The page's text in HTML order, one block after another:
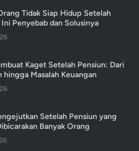
Tidak Siap Hidup Setelah
Ini Penyebab dan Solusinya
Kaget Setelah Pensiun: Dari
hingga Masalah Keuangan
Setelah Pensiun yang
Banyak Orang